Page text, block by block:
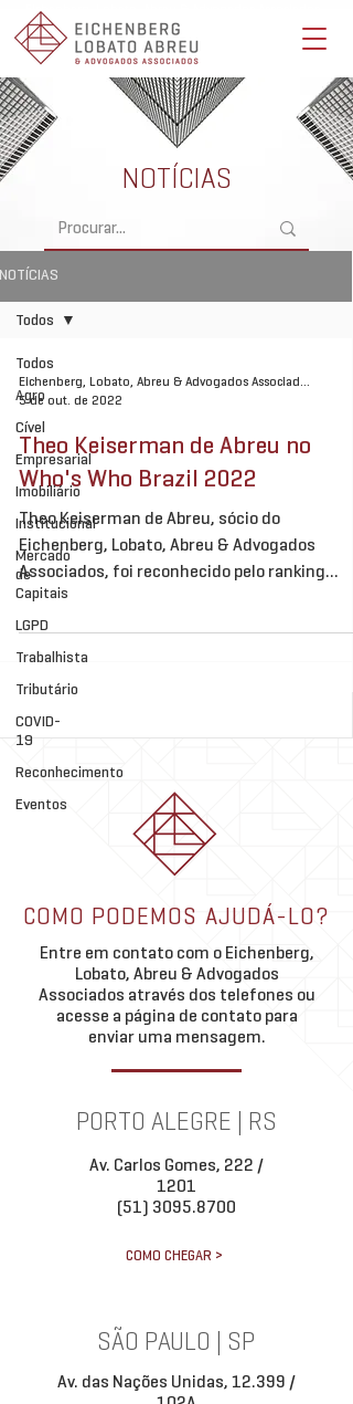
Eichenberg, Lobato, Abreu & Advogados Associados -
Advocacia Full Service
NOTÍCIAS
Todos
Agro
Cível
Empresarial
Imobiliário
Institucional
Mercado
de
Capitais
LGPD
Trabalhista
Tributário
COVID-
19
Reconhecimento
Eventos
Todos
Eichenberg, Lobato, Abreu & Advogados Associados
5 de out. de 2022
Theo Keiserman de Abreu no
Who's Who Brazil 2022
Theo Keiserman de Abreu, sócio do
Eichenberg, Lobato, Abreu & Advogados
Associados, foi reconhecido pelo ranking
internacional Who's Who...
NOTÍCIAS
PORTO ALEGRE | RS
Av. Carlos Gomes, 222 /
1201
(51) 3095.8700
COMO CHEGAR >
SÃO PAULO | SP
Av. das Nações Unidas, 12.399 /
COMO PODEMOS AJUDÁ-LO?
Entre em contato com o Eichenberg,
Lobato, Abreu & Advogados
Associados através dos telefones ou
acesse a página de contato para
enviar uma mensagem.